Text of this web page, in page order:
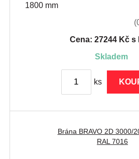
1800 mm
Cena: 27244 Kč s
skladem
ks
Brána BRAVO 2D 3000/
RAL 7016